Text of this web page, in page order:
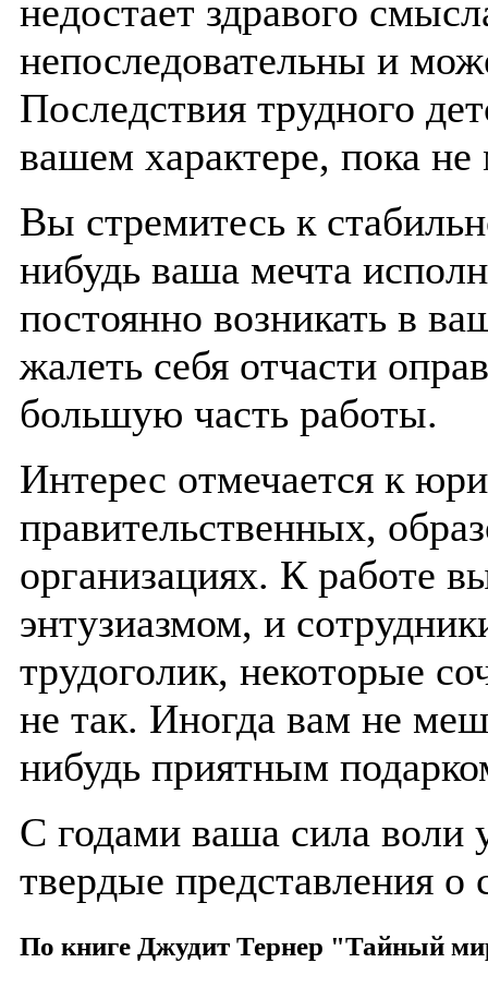
недостает здравого
непоследовательны и
Последствия трудного
вашем характере, пока не
Вы стремитесь к
нибудь ваша мечта
постоянно возникать в
жалеть себя отчасти
большую часть работы.
Интерес отмечается к
правительственных,
организациях. К работе
энтузиазмом, и
трудоголик, некоторые
не так. Иногда вам не
нибудь приятным
С годами ваша сила воли
твердые представления о
По книге Джудит Тернер "Тайный